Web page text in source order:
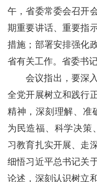
午，省委常委会召开
期重要讲话、重要指
措施；部署安排强化
省有关工作。省委书
会议指出，要深
全党开展树立和践行
精神，深刻理解、准
为民造福、科学决策
习教育扎实开展、走
细悟习近平总书记关
论述，深刻认识树立